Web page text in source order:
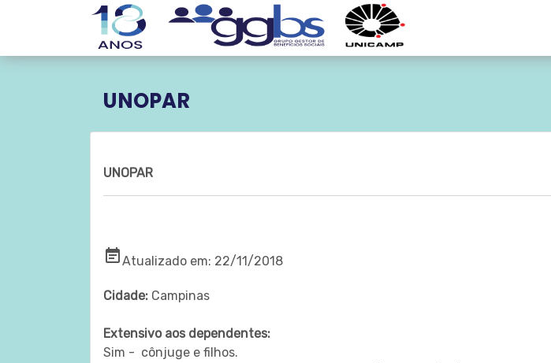
UNOPAR
UNOPAR
event_noteAtualizado em: 22/11/2018
Cidade: Campinas
Extensivo aos dependentes:
Sim - cônjuge e filhos.